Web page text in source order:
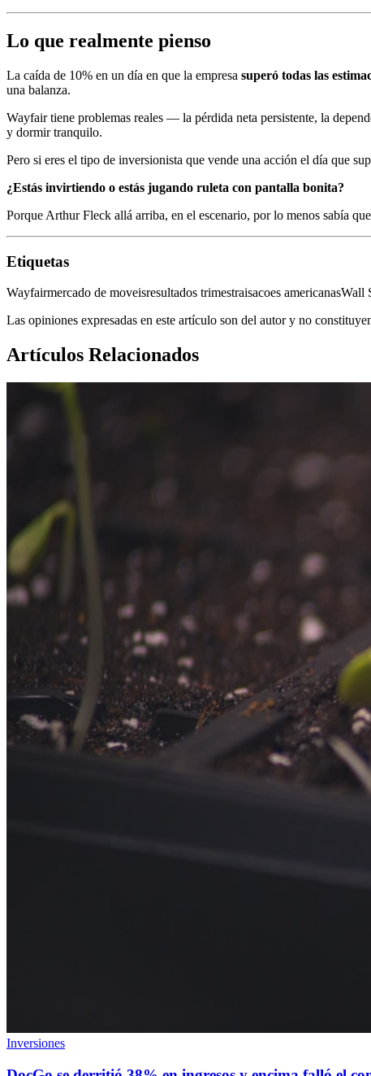
Lo que realmente pienso
La caída de 10% en un día en que la empresa superó todas las
una balanza.
Wayfair tiene problemas reales — la pérdida neta persistente, la
y dormir tranquilo.
Pero si eres el tipo de inversionista que vende una acción el día que
¿Estás invirtiendo o estás jugando ruleta con pantalla bonita?
Porque Arthur Fleck allá arriba, en el escenario, por lo menos sabía
Etiquetas
Wayfairmercado de moveisresultados trimestraisacoes americanasWall
Las opiniones expresadas en este artículo son del autor y no
Artículos Relacionados
Inversiones